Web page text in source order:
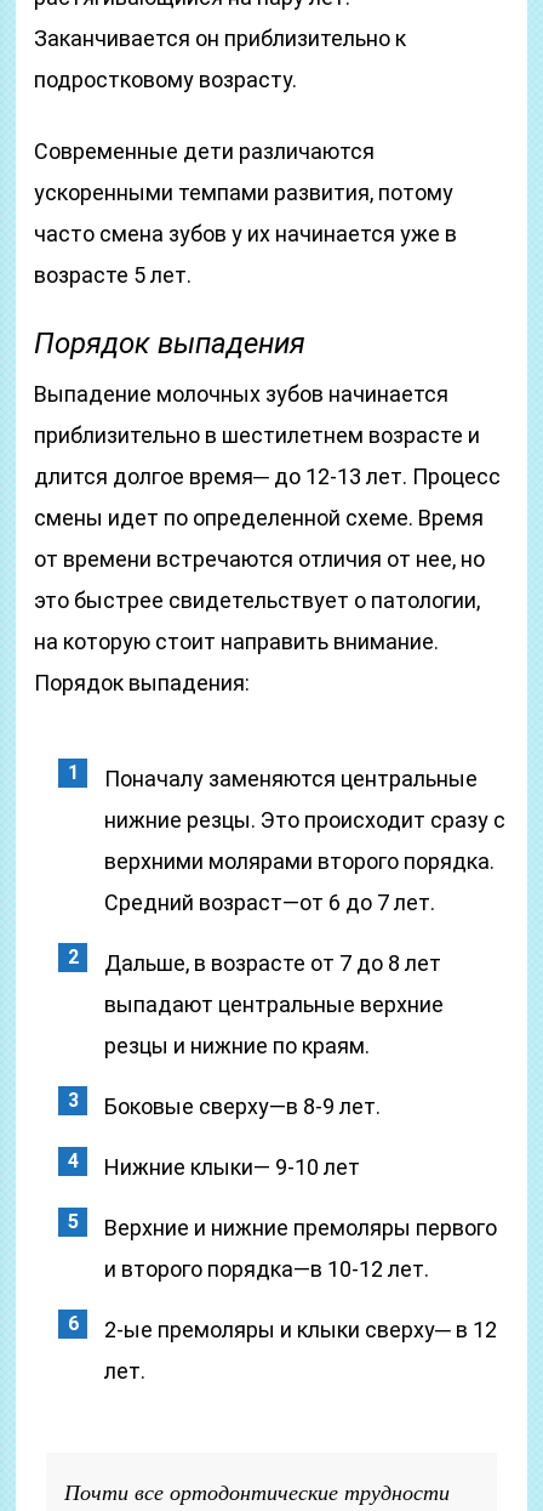
Заканчивается он приблизительно к
подростковому возрасту.
Современные дети различаются
ускоренными темпами развития, потому
часто смена зубов у их начинается уже в
возрасте 5 лет.
Порядок выпадения
Выпадение молочных зубов начинается
приблизительно в шестилетнем возрасте и
длится долгое время─ до 12-13 лет. Процесс
смены идет по определенной схеме. Время
от времени встречаются отличия от нее, но
это быстрее свидетельствует о патологии,
на которую стоит направить внимание.
Порядок выпадения:
Поначалу заменяются центральные
нижние резцы. Это происходит сразу с
верхними молярами второго порядка.
Средний возраст—от 6 до 7 лет.
Дальше, в возрасте от 7 до 8 лет
выпадают центральные верхние
резцы и нижние по краям.
Боковые сверху—в 8-9 лет.
Нижние клыки— 9-10 лет
Верхние и нижние премоляры первого
и второго порядка—в 10-12 лет.
2-ые премоляры и клыки сверху─ в 12
лет.
Почти все ортодонтические трудности